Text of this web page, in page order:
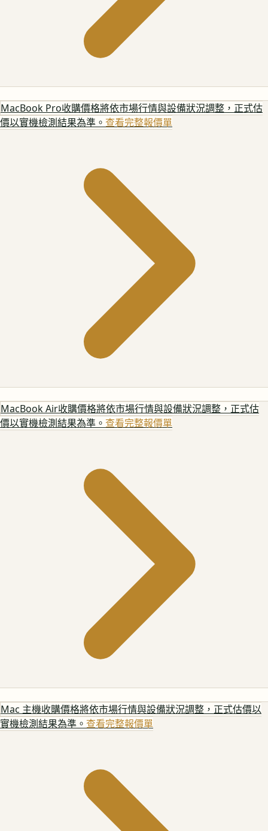
MacBook Pro收購價格將依市場行情與設備狀況調整，正式估
價以實機檢測結果為準。 查看完整報價單
MacBook Air收購價格將依市場行情與設備狀況調整，正式估
價以實機檢測結果為準。 查看完整報價單
Mac 主機收購價格將依市場行情與設備狀況調整，正式估價以
實機檢測結果為準。 查看完整報價單